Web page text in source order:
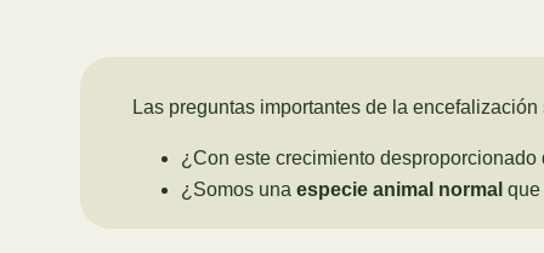
Las preguntas importantes de la encefalización
¿Con este crecimiento
¿Somos una especie animal normal que